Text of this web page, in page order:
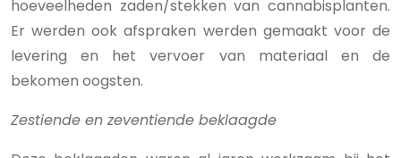
hoeveelheden zaden/stekken van cannabisplanten.
Er werden ook afspraken werden gemaakt voor de
levering en het vervoer van materiaal en de
bekomen oogsten.
Zestiende en zeventiende beklaagde